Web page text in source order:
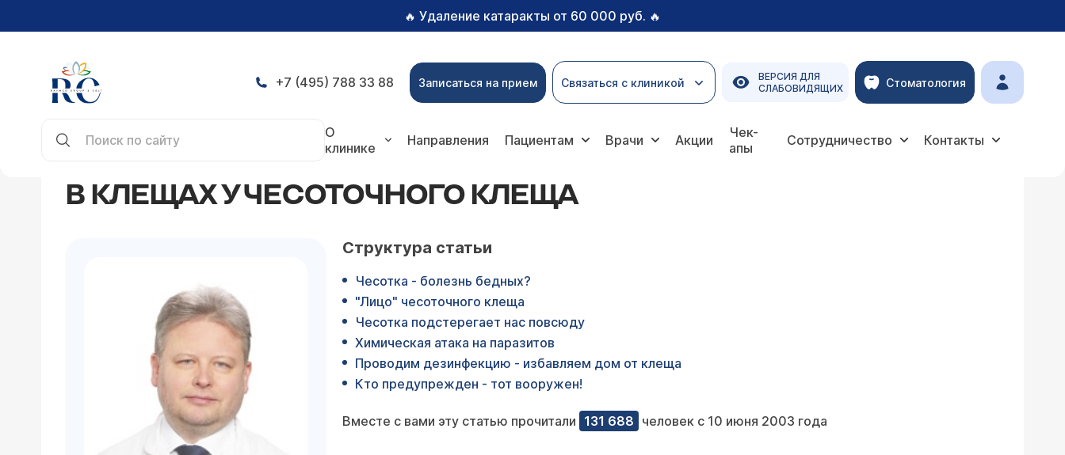
🔥 Удаление катаракты от 60 000 руб. 🔥
+7 (495) 788 33 88 Записаться на прием Связаться с клиникой
ВЕРСИЯ ДЛЯ
СЛАБОВИДЯЩИХ
Стоматология
О
клинике
Направления Пациентам Врачи Акции
Чек-
апы
Сотрудничество Контакты
В КЛЕЩАХ У ЧЕСОТОЧНОГО КЛЕЩА
Структура статьи
Чесотка - болезнь бедных?
"Лицо" чесоточного клеща
Чесотка подстерегает нас повсюду
Химическая атака на паразитов
Проводим дезинфекцию - избавляем дом от клеща
Кто предупрежден - тот вооружен!
Вместе с вами эту статью прочитали 131 688 человек с 10 июня 2003 года